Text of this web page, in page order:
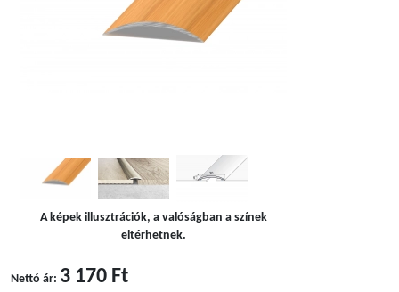
A képek illusztrációk, a valóságban a színek
eltérhetnek.
Nettó ár: 3 170 Ft